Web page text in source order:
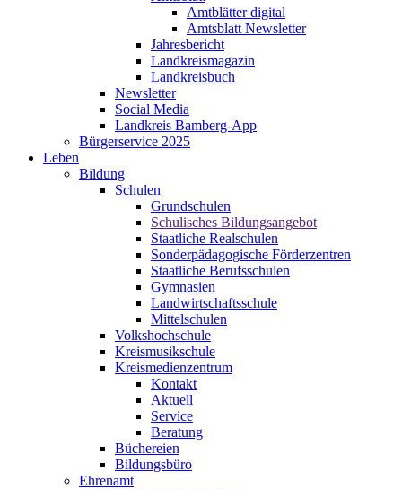
Amtblätter digital
Amtsblatt Newsletter
Jahresbericht
Landkreismagazin
Landkreisbuch
Newsletter
Social Media
Landkreis Bamberg-App
Bürgerservice 2025
Leben
Bildung
Schulen
Grundschulen
Schulisches Bildungsangebot
Staatliche Realschulen
Sonderpädagogische Förderzentren
Staatliche Berufsschulen
Gymnasien
Landwirtschaftsschule
Mittelschulen
Volkshochschule
Kreismusikschule
Kreismedienzentrum
Kontakt
Aktuell
Service
Beratung
Büchereien
Bildungsbüro
Ehrenamt